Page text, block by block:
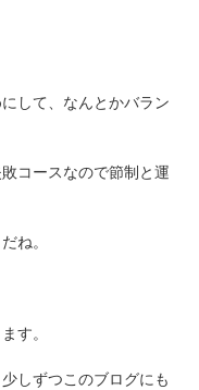
して、なんとかバラン
コースなので節制と運
ね。
す。
しずつこのブログにも